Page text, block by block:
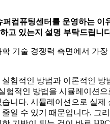
퍼컴퓨팅센터를 운영하는 이
고 있는지 설명 부탁드립니
기술 경쟁력 측면에서 가
실험적인 방법과 이론적인 방
험적인 방법을 시뮬레이션
습니다. 시뮬레이션으로 실제
일 수 있기 때문입니다. 그